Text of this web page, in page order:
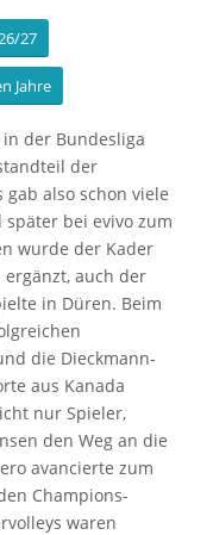
27
Jahre
der Bundesliga
der
gab also schon viele
bei evivo zum
wurde der Kader
auch der
in Düren. Beim
die Dieckmann-
aus Kanada
nur Spieler,
den Weg an die
avancierte zum
Champions-
waren